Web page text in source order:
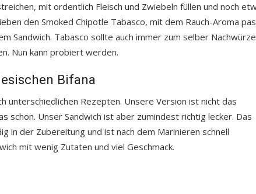
mit ordentlich Fleisch und Zwiebeln füllen und noch
den Smoked Chipotle Tabasco, mit dem Rauch-Aroma
Sandwich. Tabasco sollte auch immer zum selber
Nun kann probiert werden.
Bifana
unterschiedlichen Rezepten. Unsere Version ist nicht das
schon. Unser Sandwich ist aber zumindest richtig lecker. Das
in der Zubereitung und ist nach dem Marinieren schnell
mit wenig Zutaten und viel Geschmack.